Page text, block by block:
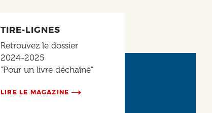
TIRE-LIGNES
Retrouvez le dossier
2024-2025
"Pour un livre déchaîné"
LIRE LE MAGAZINE